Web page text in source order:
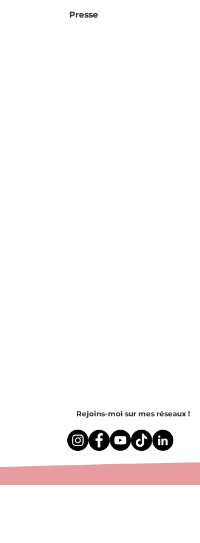
Presse
Rejoins-moi sur mes réseaux !